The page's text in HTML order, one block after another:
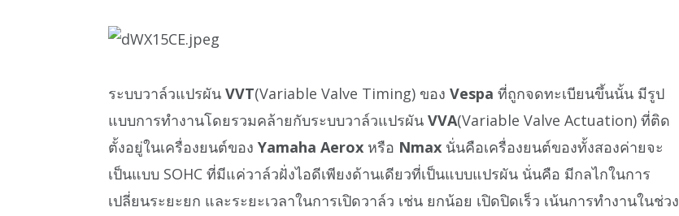
ระบบวาล์วแปรผัน VVT(Variable Valve Timing) ของ Vespa ที่ถูกจดทะเบียนขึ้นนั้น มีรูป
แบบการทำงานโดยรวมคล้ายกับระบบวาล์วแปรผัน VVA(Variable Valve Actuation) ที่ติด
ตั้งอยู่ในเครื่องยนต์ของ Yamaha Aerox หรือ Nmax นั่นคือเครื่องยนต์ของทั้งสองค่ายจะ
เป็นแบบ SOHC ที่มีแค่วาล์วฝั่งไอดีเพียงด้านเดียวที่เป็นแบบแปรผัน นั่นคือ มีกลไกในการ
เปลี่ยนระยะยก และระยะเวลาในการเปิดวาล์ว เช่น ยกน้อย เปิดปิดเร็ว เน้นการทำงานในช่วง